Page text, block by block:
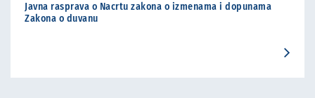
Javna rasprava o Nacrtu zakona o izmenama i dopunama
Zakona o duvanu